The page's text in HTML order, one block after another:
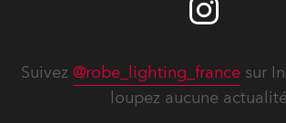
Suivez @robe_lighting_francesur
loupez aucune